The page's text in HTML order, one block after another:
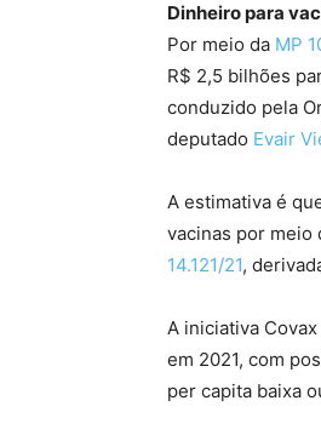
Dinheiro para
Por meio da MP
R$ 2,5 bilhões
conduzido pela
deputado Evair
A estimativa é
vacinas por meio
14.121/21,
A iniciativa
em 2021, com
per capita baixa